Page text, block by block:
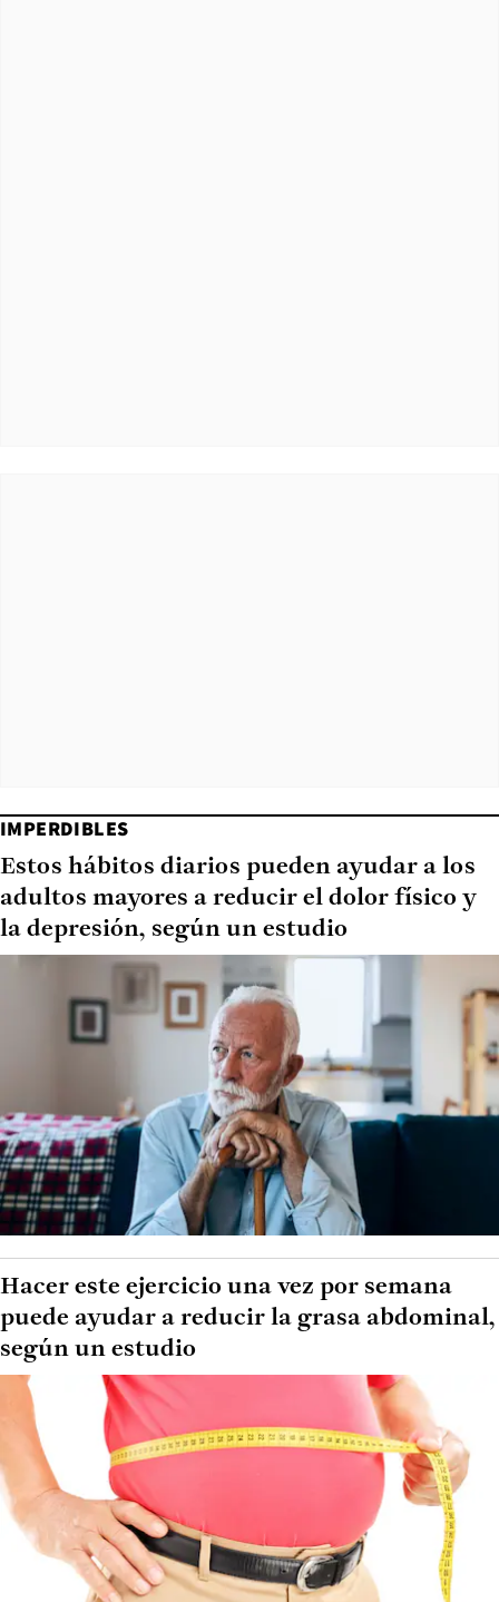
IMPERDIBLES
Estos hábitos diarios pueden ayudar a los
adultos mayores a reducir el dolor físico y
la depresión, según un estudio
Hacer este ejercicio una vez por semana
puede ayudar a reducir la grasa abdominal,
según un estudio